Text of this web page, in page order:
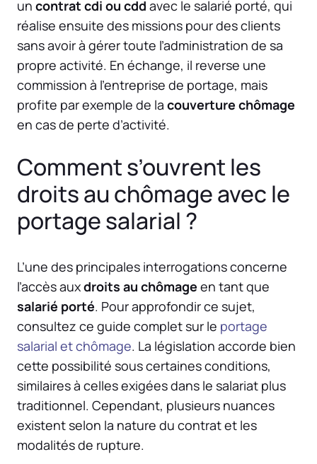
un contrat cdi ou cdd avec le salarié porté, qui
réalise ensuite des missions pour des clients
sans avoir à gérer toute l’administration de sa
propre activité. En échange, il reverse une
commission à l’entreprise de portage, mais
profite par exemple de la couverture chômage
en cas de perte d’activité.
Comment s’ouvrent les
droits au chômage avec le
portage salarial ?
L’une des principales interrogations concerne
l’accès auxdroits au chômage en tant que
salarié porté. Pour approfondir ce sujet,
consultez ce guide complet sur le portage
salarial et chômage. La législation accorde bien
cette possibilité sous certaines conditions,
similaires à celles exigées dans le salariat plus
traditionnel. Cependant, plusieurs nuances
existent selon la nature du contrat et les
modalités de rupture.